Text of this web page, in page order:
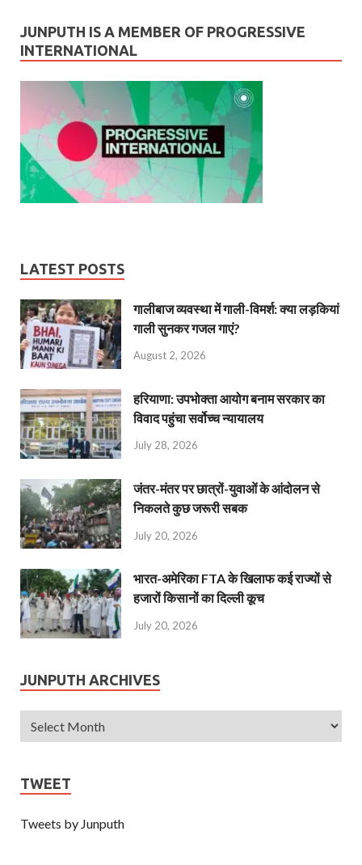
JUNPUTH IS A MEMBER OF PROGRESSIVE
INTERNATIONAL
LATEST POSTS
गालीबाज व्‍यवस्‍था में गाली-विमर्श: क्या लड़कियां
गाली सुनकर गजल गाएं?
August 2, 2026
हरियाणा: उपभोक्ता आयोग बनाम सरकार का
विवाद पहुंचा सर्वोच्च न्यायालय
July 28, 2026
जंतर-मंतर पर छात्रों-युवाओं के आंदोलन से
निकलते कुछ जरूरी सबक
July 20, 2026
भारत-अमेरिका FTA के खिलाफ कई राज्यों से
हजारों किसानों का दिल्ली कूच
July 20, 2026
JUNPUTH ARCHIVES
TWEET
Tweets by Junputh